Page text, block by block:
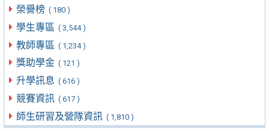
榮譽榜 ( 180 )
學生專區 ( 3,544 )
教師專區 ( 1,234 )
獎助學金 ( 121 )
升學訊息 ( 616 )
競賽資訊 ( 617 )
師生研習及營隊資訊 ( 1,810 )